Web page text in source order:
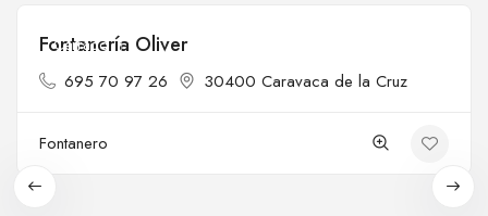
Cerrado
Fontanería Oliver
695 70 97 26 30400 Caravaca de la Cruz
Fontanero